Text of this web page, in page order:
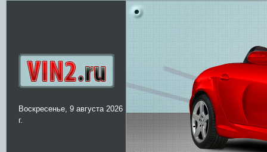
Воскресенье, 9 августа 2026
г.